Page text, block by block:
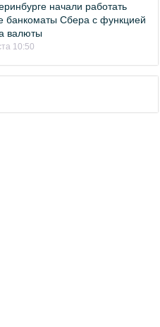
начали работать
банкоматы Сбера с функцией
валюты
10:50